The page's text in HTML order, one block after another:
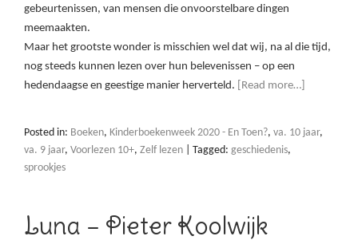
gebeurtenissen, van mensen die onvoorstelbare dingen
meemaakten.
Maar het grootste wonder is misschien wel dat wij, na al die tijd,
nog steeds kunnen lezen over hun belevenissen – op een
hedendaagse en geestige manier herverteld.
[Read more…]
Posted in: Boeken, Kinderboekenweek 2020 - En Toen?, va. 10 jaar,
va. 9 jaar, Voorlezen 10+, Zelf lezen Tagged: geschiedenis,
sprookjes
Luna – Pieter Koolwijk